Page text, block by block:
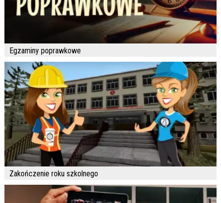
Egzaminy poprawkowe
Zakończenie roku szkolnego